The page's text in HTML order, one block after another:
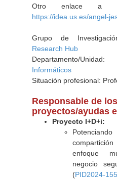
Otro enlace a
https://idea.us.es/angel-
Grupo de
Research Hub
Departamento/Unidad:
Informáticos
Situación profesional:
Responsable de
proyectos/ayudas
Proyecto I+D+i:
enfoque
negocio
(PID2024-